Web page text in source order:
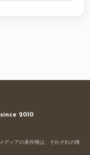
2010
ディアの著作権は、それぞれの権